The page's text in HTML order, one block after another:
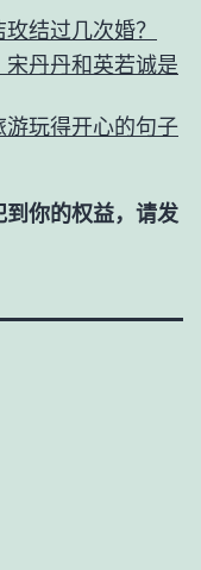
结过几次婚？
丹丹和英若诚是
玩得开心的句子
你的权益，请发